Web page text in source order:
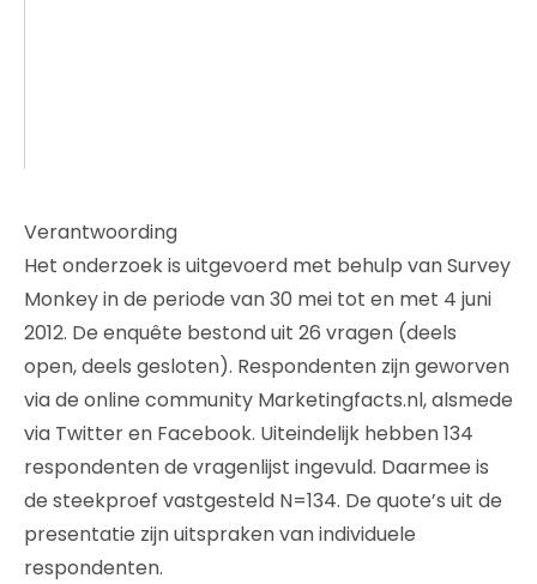
Verantwoording
Het onderzoek is uitgevoerd met behulp van Survey
Monkey in de periode van 30 mei tot en met 4 juni
2012. De enquête bestond uit 26 vragen (deels
open, deels gesloten). Respondenten zijn geworven
via de online community Marketingfacts.nl, alsmede
via Twitter en Facebook. Uiteindelijk hebben 134
respondenten de vragenlijst ingevuld. Daarmee is
de steekproef vastgesteld N=134. De quote’s uit de
presentatie zijn uitspraken van individuele
respondenten.